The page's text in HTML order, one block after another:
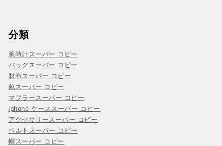
分類
腕時計スーパー コピー
バッグスーパー コピー
財布スーパー コピー
靴スーパー コピー
マフラースーパー コピー
iphone ケーススーパー コピー
アクセサリースーパー コピー
ベルトスーパー コピー
帽スーパー コピー